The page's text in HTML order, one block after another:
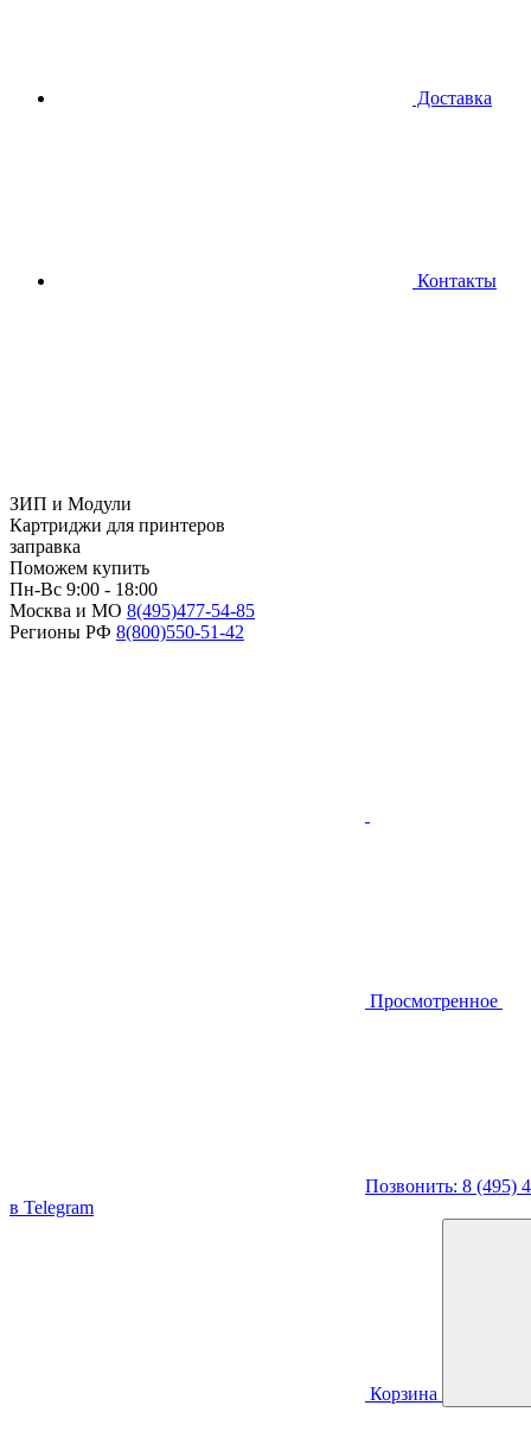
Доставка
Контакты
ЗИП и Модули
Картриджи для принтеров
заправка
Поможем купить
Пн-Вс 9:00 - 18:00
Москва и МО 8(495)477-54-85
Регионы РФ 8(800)550-51-42
Просмотренное
Позвонить: 8 (495)
в Telegram
Корзина